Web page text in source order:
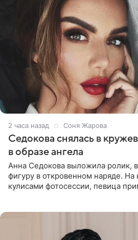
2 часа назад Соня Жарова
Седокова снялась в
в образе ангела
Анна Седокова выложила ролик,
фигуру в откровенном наряде. На
кулисами фотосессии, певица